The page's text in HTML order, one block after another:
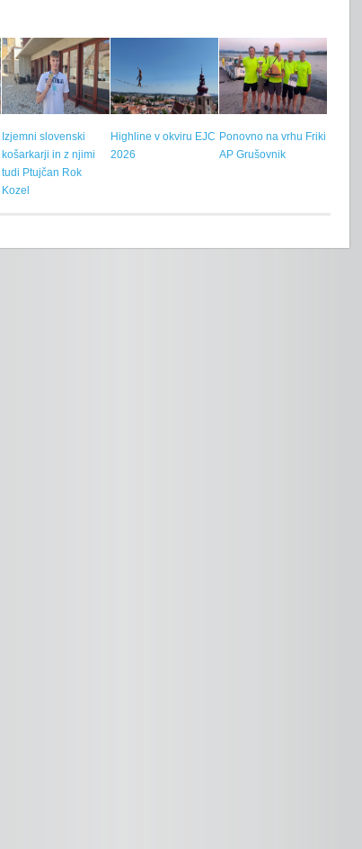
Izjemni slovenski
košarkarji in z njimi
tudi Ptujčan Rok
Kozel
Highline v okviru EJC
2026
Ponovno na vrhu Friki
AP Grušovnik